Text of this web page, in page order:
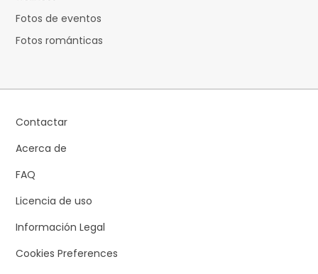
Fotos de eventos
Fotos románticas
Contactar
Acerca de
FAQ
Licencia de uso
Información Legal
Cookies Preferences